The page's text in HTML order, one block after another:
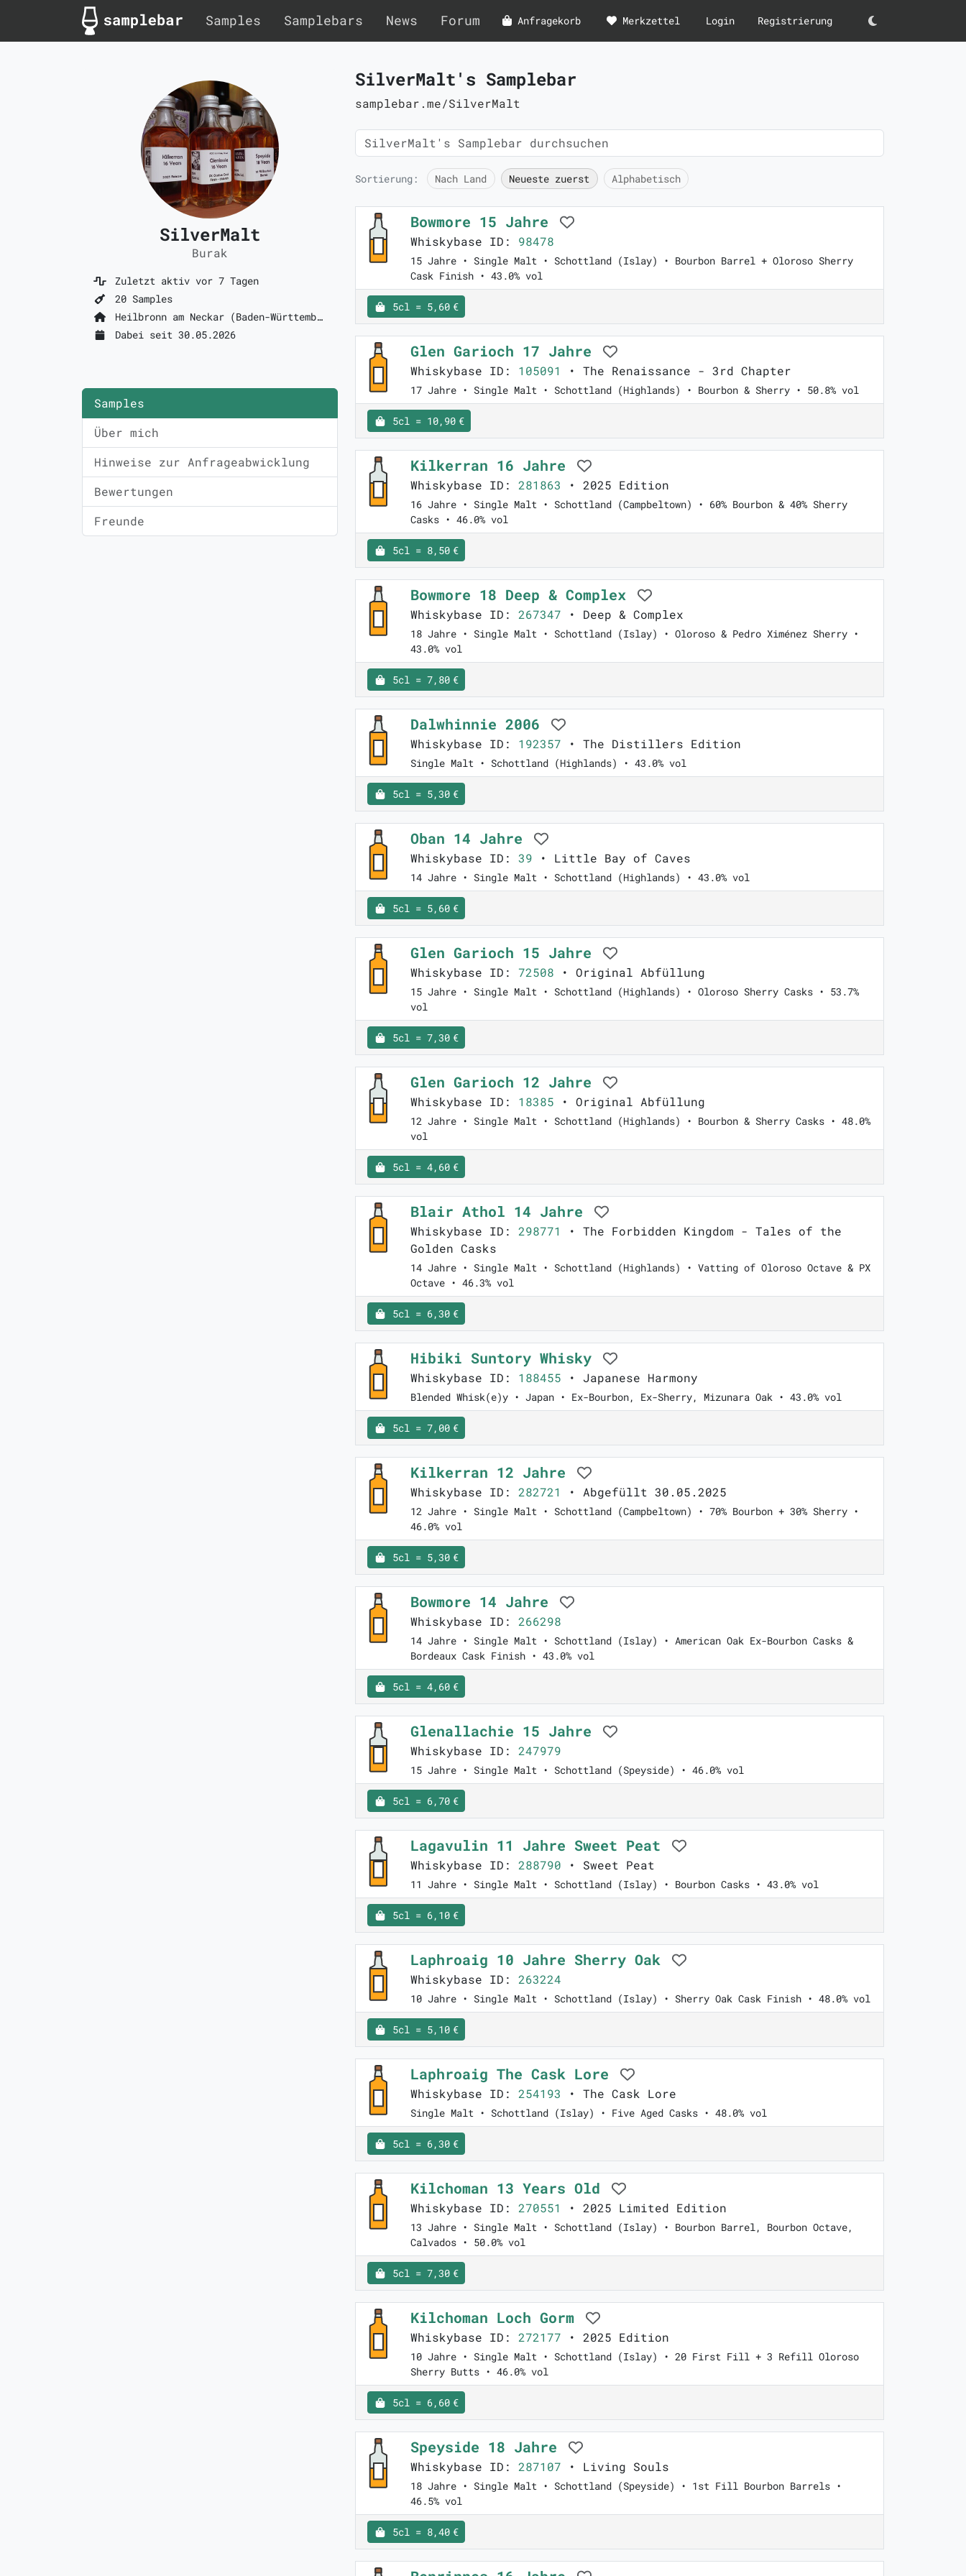
Samples Samplebars News Forum Anfragekorb Merkzettel Login Registrierung Darkmode
SilverMalt
Burak
Zuletzt aktiv vor 7 Tagen
20 Samples
Heilbronn am Neckar (Baden-Württemberg)
Dabei seit 30.05.2026
Samples
Über mich
Hinweise zur Anfrageabwicklung
Bewertungen
Freunde
SilverMalt's Samplebar
samplebar.me/SilverMalt
Sortierung: Nach Land Neueste zuerst Alphabetisch
Bowmore 15 Jahre
Whiskybase ID: 98478
15 Jahre • Single Malt • Schottland (Islay) • Bourbon Barrel + Oloroso Sherry
Cask Finish • 43.0% vol
5cl = 5,60 €
Glen Garioch 17 Jahre
Whiskybase ID: 105091 • The Renaissance - 3rd Chapter
17 Jahre • Single Malt • Schottland (Highlands) • Bourbon & Sherry • 50.8% vol
5cl = 10,90 €
Kilkerran 16 Jahre
Whiskybase ID: 281863 • 2025 Edition
16 Jahre • Single Malt • Schottland (Campbeltown) • 60% Bourbon & 40% Sherry
Casks • 46.0% vol
5cl = 8,50 €
Bowmore 18 Deep & Complex
Whiskybase ID: 267347 • Deep & Complex
18 Jahre • Single Malt • Schottland (Islay) • Oloroso & Pedro Ximénez Sherry •
43.0% vol
5cl = 7,80 €
Dalwhinnie 2006
Whiskybase ID: 192357 • The Distillers Edition
Single Malt • Schottland (Highlands) • 43.0% vol
5cl = 5,30 €
Oban 14 Jahre
Whiskybase ID: 39 • Little Bay of Caves
14 Jahre • Single Malt • Schottland (Highlands) • 43.0% vol
5cl = 5,60 €
Glen Garioch 15 Jahre
Whiskybase ID: 72508 • Original Abfüllung
15 Jahre • Single Malt • Schottland (Highlands) • Oloroso Sherry Casks • 53.7%
vol
5cl = 7,30 €
Glen Garioch 12 Jahre
Whiskybase ID: 18385 • Original Abfüllung
12 Jahre • Single Malt • Schottland (Highlands) • Bourbon & Sherry Casks • 48.0%
vol
5cl = 4,60 €
Blair Athol 14 Jahre
Whiskybase ID: 298771
• The Forbidden Kingdom - Tales of the
Golden Casks
14 Jahre • Single Malt • Schottland (Highlands) • Vatting of Oloroso Octave & PX
Octave • 46.3% vol
5cl = 6,30 €
Hibiki Suntory Whisky
Whiskybase ID: 188455 • Japanese Harmony
Blended Whisk(e)y • Japan • Ex-Bourbon, Ex-Sherry, Mizunara Oak • 43.0% vol
5cl = 7,00 €
Kilkerran 12 Jahre
Whiskybase ID: 282721 • Abgefüllt 30.05.2025
12 Jahre • Single Malt • Schottland (Campbeltown) • 70% Bourbon + 30% Sherry •
46.0% vol
5cl = 5,30 €
Bowmore 14 Jahre
Whiskybase ID: 266298
14 Jahre • Single Malt • Schottland (Islay) • American Oak Ex-Bourbon Casks &
Bordeaux Cask Finish • 43.0% vol
5cl = 4,60 €
Glenallachie 15 Jahre
Whiskybase ID: 247979
15 Jahre • Single Malt • Schottland (Speyside) • 46.0% vol
5cl = 6,70 €
Lagavulin 11 Jahre Sweet Peat
Whiskybase ID: 288790 • Sweet Peat
11 Jahre • Single Malt • Schottland (Islay) • Bourbon Casks • 43.0% vol
5cl = 6,10 €
Laphroaig 10 Jahre Sherry Oak
Whiskybase ID: 263224
10 Jahre • Single Malt • Schottland (Islay) • Sherry Oak Cask Finish • 48.0% vol
5cl = 5,10 €
Laphroaig The Cask Lore
Whiskybase ID: 254193 • The Cask Lore
Single Malt • Schottland (Islay) • Five Aged Casks • 48.0% vol
5cl = 6,30 €
Kilchoman 13 Years Old
Whiskybase ID: 270551 • 2025 Limited Edition
13 Jahre • Single Malt • Schottland (Islay) • Bourbon Barrel, Bourbon Octave,
Calvados • 50.0% vol
5cl = 7,30 €
Kilchoman Loch Gorm
Whiskybase ID: 272177 • 2025 Edition
10 Jahre • Single Malt • Schottland (Islay) • 20 First Fill + 3 Refill Oloroso
Sherry Butts • 46.0% vol
5cl = 6,60 €
Speyside 18 Jahre
Whiskybase ID: 287107 • Living Souls
18 Jahre • Single Malt • Schottland (Speyside) • 1st Fill Bourbon Barrels •
46.5% vol
5cl = 8,40 €